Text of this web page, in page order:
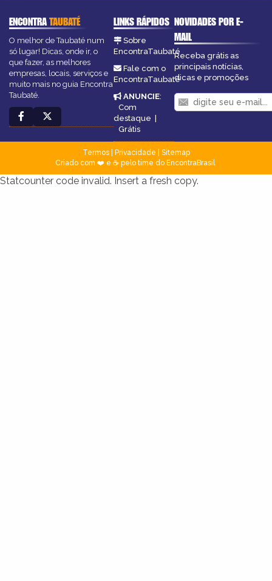
ENCONTRATAUBATÉ
O melhor de Taubaté num
só lugar! Dicas, onde ir, o
que fazer, as melhores
empresas, locais, serviços e
muito mais no guia Encontra
Taubaté.
LINKS RÁPIDOS
Sobre
EncontraTaubaté
Fale com o
EncontraTaubaté
ANUNCIE:
Com
destaque |
Grátis
NOVIDADES POR E-
MAIL
Receba grátis as
principais notícias,
dicas e promoções
Termos| Privacidade
Sitemap
Criado com ❤️ e ☕ pelo time do EncontraBrasil
Statcounter code invalid. Insert a fresh copy.